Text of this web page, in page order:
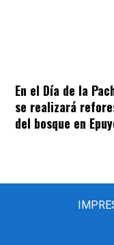
En el Día de la
se realizará
del bosque en